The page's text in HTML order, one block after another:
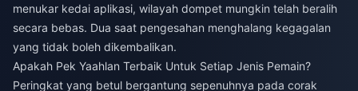
menukar kedai aplikasi, wilayah dompet mungkin telah beralih
secara bebas. Dua saat pengesahan menghalang kegagalan
yang tidak boleh dikembalikan.
Apakah Pek Yaahlan Terbaik Untuk Setiap Jenis Pemain?
Peringkat yang betul bergantung sepenuhnya pada corak